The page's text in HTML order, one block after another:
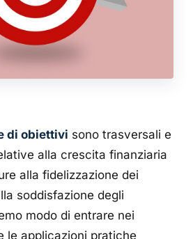
di obiettivi sono trasversali e
alla crescita finanziaria
alla fidelizzazione dei
soddisfazione degli
modo di entrare nei
le applicazioni pratiche